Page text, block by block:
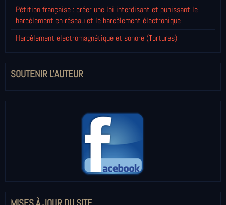
Pétition française : créer une loi interdisant et punissant le
harcèlement en réseau et le harcèlement électronique
Harcèlement electromagnétique et sonore (Tortures)
SOUTENIR L'AUTEUR